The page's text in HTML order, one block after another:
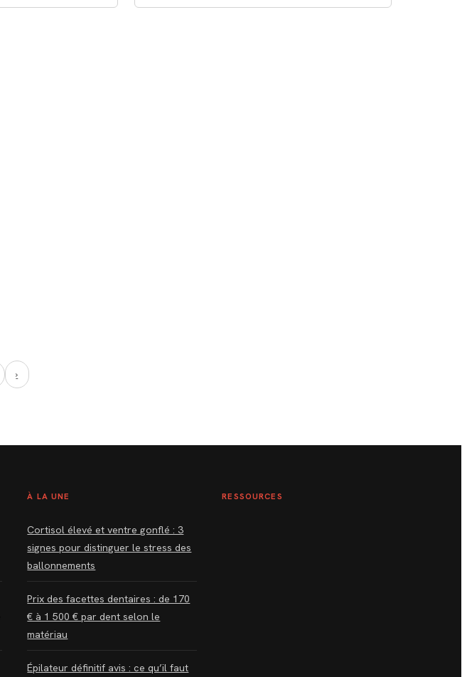
›
À LA UNE
Cortisol élevé et ventre gonflé : 3
signes pour distinguer le stress des
ballonnements
Prix des facettes dentaires : de 170
€ à 1 500 € par dent selon le
matériau
Épilateur définitif avis : ce qu’il faut
RESSOURCES